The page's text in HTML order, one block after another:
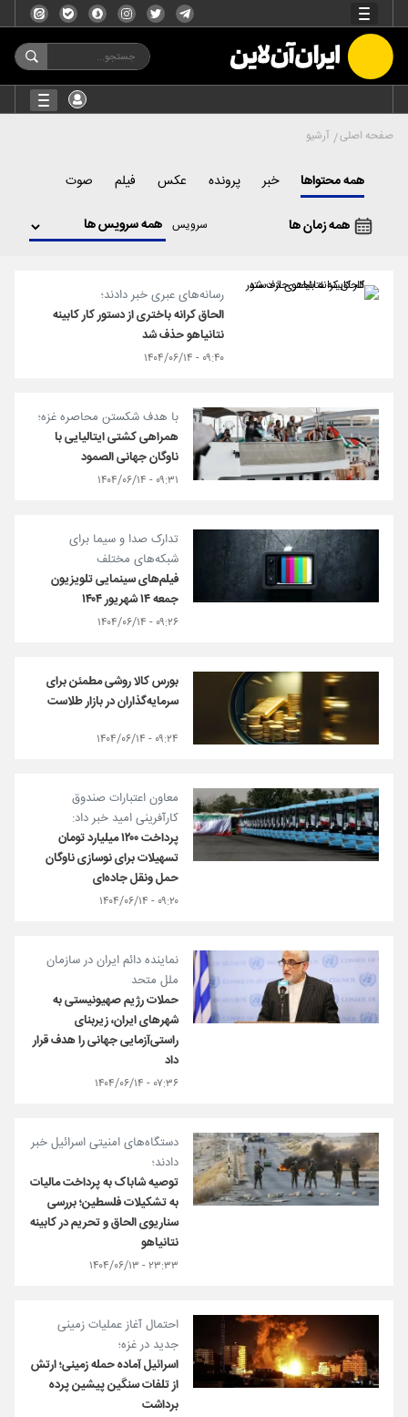
صفحه اصلی آرشیو
همه محتواها خبر پرونده عکس فیلم صوت
همه زمان ها سرویس
رسانه‌های عبری خبر دادند؛
الحاق کرانه باختری از دستور کار کابینه
نتانیاهو حذف شد
۰۹:۴۰ - ۱۴۰۴/۰۶/۱۴
با هدف شکستن محاصره غزه؛
همراهی کشتی ایتالیایی با
ناوگان جهانی الصمود
۰۹:۳۱ - ۱۴۰۴/۰۶/۱۴
تدارک صدا و سیما برای
شبکه‌های مختلف
فیلم‌های سینمایی تلویزیون
جمعه ۱۴ شهریور ۱۴۰۴
۰۹:۲۶ - ۱۴۰۴/۰۶/۱۴
بورس کالا روشی مطمئن برای
سرمایه‌گذاران در بازار طلاست
۰۹:۲۴ - ۱۴۰۴/۰۶/۱۴
معاون اعتبارات صندوق
کارآفرینی امید خبر داد:
پرداخت ۱۲۰۰ میلیارد تومان
تسهیلات برای نوسازی ناوگان
حمل ونقل جاده‌‍‌ای
۰۹:۲۰ - ۱۴۰۴/۰۶/۱۴
نماینده دائم ایران در سازمان
ملل متحد
حملات رژیم صهیونیستی به
شهرهای ایران، زیربنای
راستی‌آزمایی جهانی را هدف قرار
داد
۰۷:۳۶ - ۱۴۰۴/۰۶/۱۴
دستگاه‌های امنیتی اسرائیل خبر
دادند؛
توصیه شاباک به پرداخت مالیات
به تشکیلات فلسطین؛ بررسی
سناریوی الحاق و تحریم در کابینه
نتانیاهو
۲۳:۳۳ - ۱۴۰۴/۰۶/۱۳
احتمال آغاز عملیات زمینی
جدید در غزه؛
اسرائیل آماده حمله زمینی؛ ارتش
از تلفات سنگین پیشین پرده
برداشت